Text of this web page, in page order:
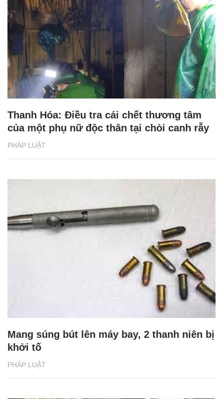
PHÁP LUẬT
Thanh Hóa: Điều tra cái chết thương tâm
của một phụ nữ độc thân tại chòi canh rẫy
PHÁP LUẬT
Mang súng bút lên máy bay, 2 thanh niên bị
khởi tố